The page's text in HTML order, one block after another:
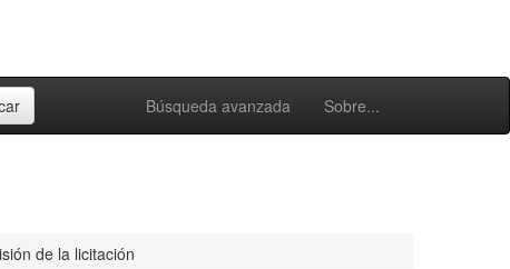
Búsqueda avanzada Sobre...
de la licitación